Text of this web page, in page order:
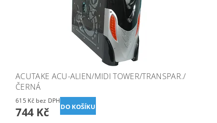
ACUTAKE ACU-ALIEN/MIDI TOWER/TRANSPAR./
ČERNÁ
615 Kč bez DPH
744 Kč